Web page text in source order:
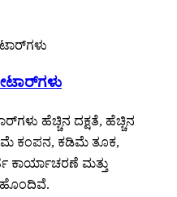
ಹೆಚ್ಚಿನ ದಕ್ಷತೆ, ಹೆಚ್ಚಿನ
ಕಂಪನ, ಕಡಿಮೆ ತೂಕ,
ಕಾರ್ಯಾಚರಣೆ ಮತ್ತು